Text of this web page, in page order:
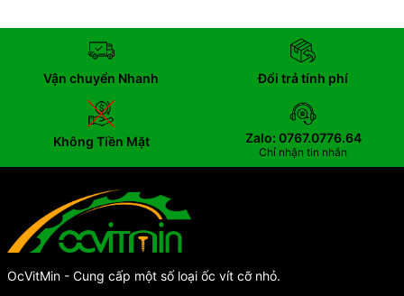
Vận chuyển Nhanh Đổi trả tính phí
Không Tiền Mặt Zalo: 0767.0776.64
Chỉ nhận tin nhắn
OcVitMin - Cung cấp một số loại ốc vít cỡ nhỏ.